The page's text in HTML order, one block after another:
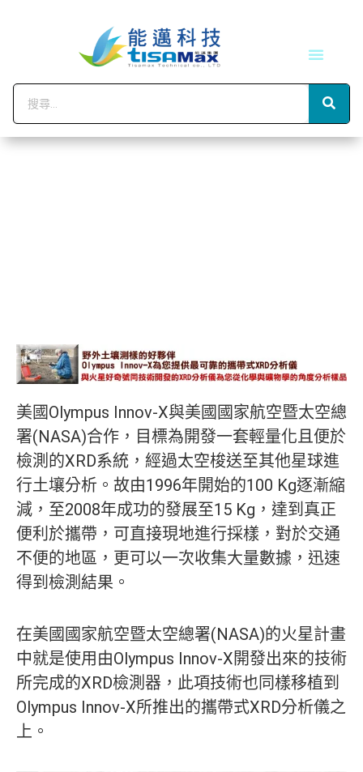
美國Olympus Innov-X與美國國家航空暨太空總
署(NASA)合作，目標為開發一套輕量化且便於
檢測的XRD系統，經過太空梭送至其他星球進
行土壤分析。故由1996年開始的100 Kg逐漸縮
減，至2008年成功的發展至15 Kg，達到真正
便利於攜帶，可直接現地進行採樣，對於交通
不便的地區，更可以一次收集大量數據，迅速
得到檢測結果。
在美國國家航空暨太空總署(NASA)的火星計畫
中就是使用由Olympus Innov-X開發出來的技術
所完成的XRD檢測器，此項技術也同樣移植到
Olympus Innov-X所推出的攜帶式XRD分析儀之
上。